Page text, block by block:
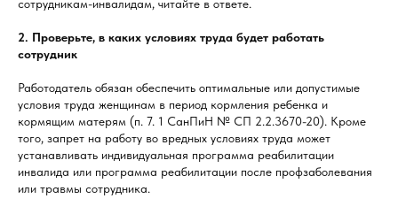
сотрудникам-инвалидам, читайте в ответе.
2. Проверьте, в каких условиях труда будет работать
сотрудник
Работодатель обязан обеспечить оптимальные или допустимые
условия труда женщинам в период кормления ребенка и
кормящим матерям (п. 7. 1 СанПиН № СП 2.2.3670-20). Кроме
того, запрет на работу во вредных условиях труда может
устанавливать индивидуальная программа реабилитации
инвалида или программа реабилитации после профзаболевания
или травмы сотрудника.